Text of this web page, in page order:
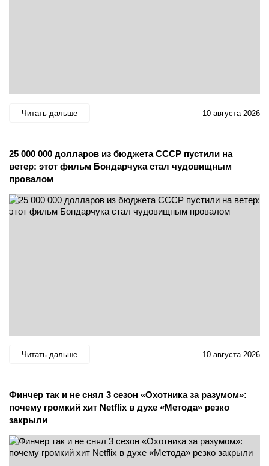
Читать дальше 10 августа 2026
25 000 000 долларов из бюджета СССР пустили на
ветер: этот фильм Бондарчука стал чудовищным
провалом
Читать дальше 10 августа 2026
Финчер так и не снял 3 сезон «Охотника за разумом»:
почему громкий хит Netflix в духе «Метода» резко
закрыли